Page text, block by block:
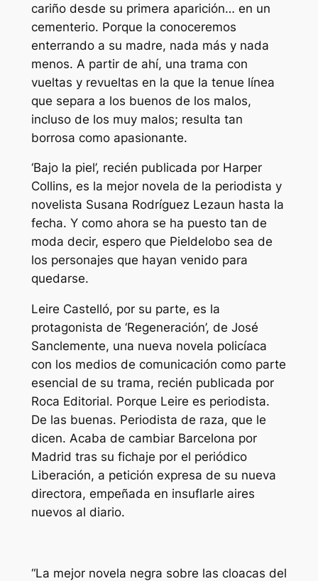
cariño desde su primera aparición… en un
cementerio. Porque la conoceremos
enterrando a su madre, nada más y nada
menos. A partir de ahí, una trama con
vueltas y revueltas en la que la tenue línea
que separa a los buenos de los malos,
incluso de los muy malos; resulta tan
borrosa como apasionante.
‘Bajo la piel’, recién publicada por Harper
Collins, es la mejor novela de la periodista y
novelista Susana Rodríguez Lezaun hasta la
fecha. Y como ahora se ha puesto tan de
moda decir, espero que Pieldelobo sea de
los personajes que hayan venido para
quedarse.
Leire Castelló, por su parte, es la
protagonista de ‘Regeneración’, de José
Sanclemente, una nueva novela policíaca
con los medios de comunicación como parte
esencial de su trama, recién publicada por
Roca Editorial. Porque Leire es periodista.
De las buenas. Periodista de raza, que le
dicen. Acaba de cambiar Barcelona por
Madrid tras su fichaje por el periódico
Liberación, a petición expresa de su nueva
directora, empeñada en insuflarle aires
nuevos al diario.
“La mejor novela negra sobre las cloacas del